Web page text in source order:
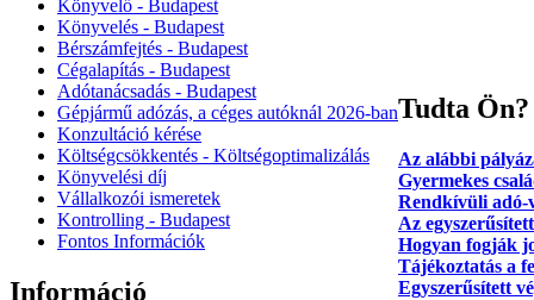
Könyvelő - Budapest
Könyvelés - Budapest
Bérszámfejtés - Budapest
Cégalapítás - Budapest
Adótanácsadás - Budapest
Gépjármű adózás, a céges autóknál 2026‑ban
Konzultáció kérése
Költségcsökkentés - Költségoptimalizálás
Könyvelési díj
Vállalkozói ismeretek
Kontrolling - Budapest
Fontos Információk
Információ
Tudta Ön?
Az alábbi
Gyermekes
Rendkívüli adó-
Az
Hogyan fogják
Tájékoztatás a
Egyszerűsített